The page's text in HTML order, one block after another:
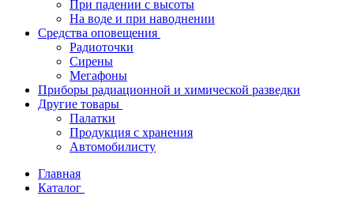
При падении с высоты
На воде и при наводнении
Средства оповещения
Радиоточки
Сирены
Мегафоны
Приборы радиационной и химической разведки
Другие товары
Палатки
Продукция с хранения
Автомобилисту
Главная
Каталог